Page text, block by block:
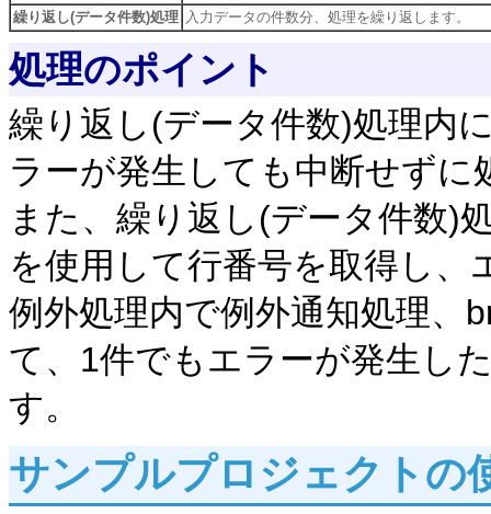
繰り返し(データ件数)処理 入力データの件数分、処理を繰り返します。
処理のポイント
繰り返し(データ件数)処理内
ラーが発生しても中断せずに
また、繰り返し(データ件数)
を使用して行番号を取得し
例外処理内で例外通知処理、
て、1件でもエラーが発生し
す。
サンプルプロジェクトの